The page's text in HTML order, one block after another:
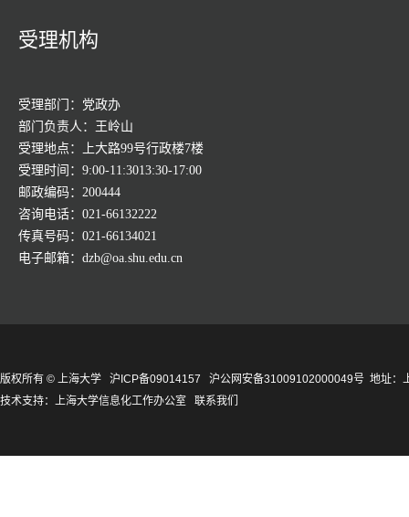
受理机构
受理部门：党政办
部门负责人：王岭山
受理地点：上大路99号行政楼7楼
受理时间：9:00-11:3013:30-17:00
邮政编码：200444
咨询电话：021-66132222
传真号码：021-66134021
电子邮箱：dzb@oa.shu.edu.cn
版权所有 © 上海大学 沪ICP备09014157 沪公网安备31009102000049号 地址：
技术支持： 上海大学信息化工作办公室 联系我们